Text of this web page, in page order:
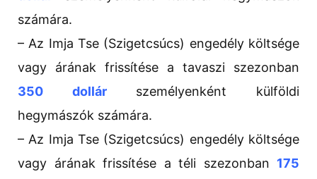
számára.
– Az Imja Tse (Szigetcsúcs) engedély költsége
vagy árának frissítése a tavaszi szezonban
350 dollár
személyenként külföldi
hegymászók számára.
– Az Imja Tse (Szigetcsúcs) engedély költsége
vagy árának frissítése a téli szezonban 175